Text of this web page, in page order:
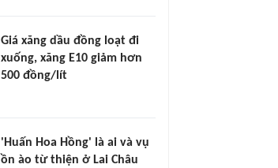
Giá xăng dầu đồng loạt đi
xuống, xăng E10 giảm hơn
500 đồng/lít
'Huấn Hoa Hồng' là ai và vụ
ồn ào từ thiện ở Lai Châu